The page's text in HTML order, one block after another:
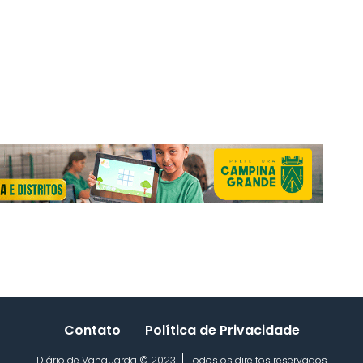
Contato Política de Privacidade